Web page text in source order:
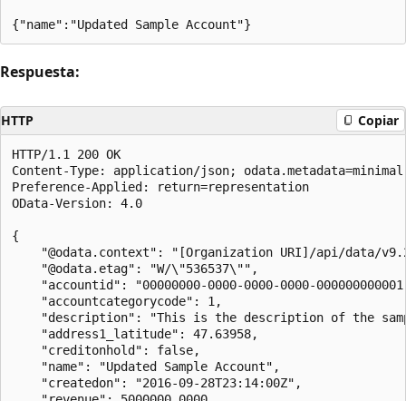
Respuesta:
HTTP Copiar
HTTP/1.1 200 OK
Content-Type: application/json;
Preference-Applied: return=representation
OData-Version: 4.0
{
"@odata.context": "[Organization URI]/api/data/
    "@odata.etag": "W/\"536537\"",
"accountid": "00000000-0000-0000-0000-
    "accountcategorycode": 1,
"description": "This is the description of the
    "address1_latitude": 47.63958,
    "creditonhold": false,
    "name": "Updated Sample Account",
    "createdon": "2016-09-28T23:14:00Z",